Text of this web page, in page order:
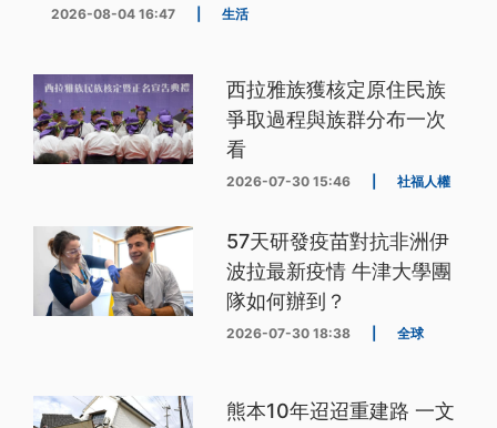
2026-08-04 16:47 生活
西拉雅族獲核定原住民族
爭取過程與族群分布一次
看
2026-07-30 15:46 社福人權
57天研發疫苗對抗非洲伊
波拉最新疫情 牛津大學團
隊如何辦到？
2026-07-30 18:38 全球
熊本10年迢迢重建路 一文